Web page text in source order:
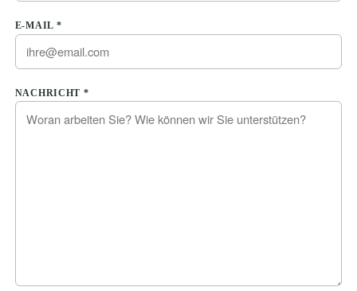
E-MAIL *
Bitte lasse dieses Feld leer.
NACHRICHT *